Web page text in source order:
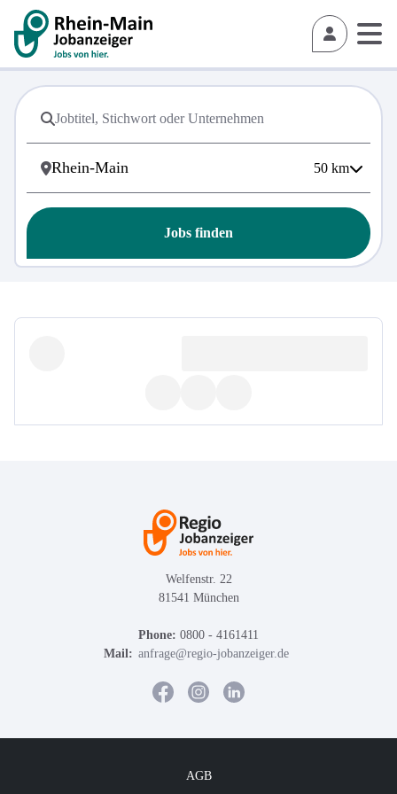
50 km
Jobs finden
Welfenstr. 22
81541 München
Phone: 0800 - 4161411
Mail: anfrage@regio-jobanzeiger.de
AGB